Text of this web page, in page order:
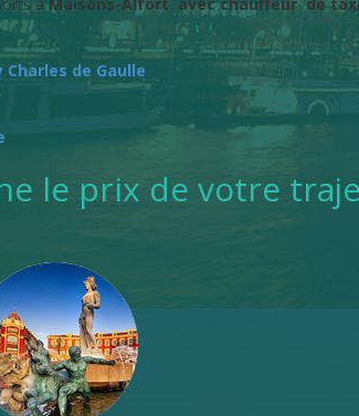
de Gaulle
le prix de votre